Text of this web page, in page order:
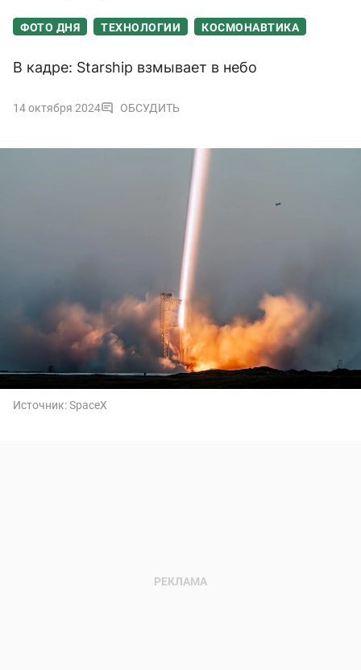
ФОТО ДНЯ ТЕХНОЛОГИИ КОСМОНАВТИКА
В кадре: Starship взмывает в небо
14 октября 2024 ОБСУДИТЬ
Источник:SpaceX